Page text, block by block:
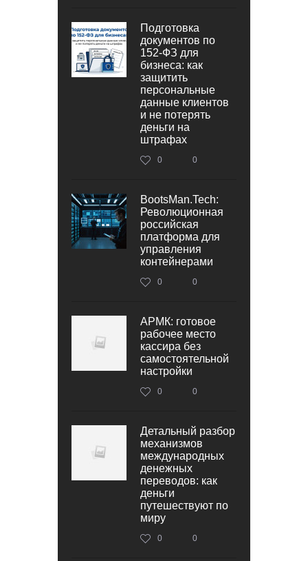
Подготовка
документов по
152‑ФЗ для
бизнеса: как
защитить
персональные
данные клиентов
и не потерять
деньги на
штрафах
0 0
BootsMan.Tech:
Революционная
российская
платформа для
управления
контейнерами
0 0
АРМК: готовое
рабочее место
кассира без
самостоятельной
настройки
0 0
Детальный разбор
механизмов
международных
денежных
переводов: как
деньги
путешествуют по
миру
0 0